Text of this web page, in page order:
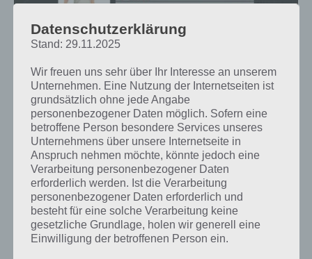
Wähle den richtigen Fahrer für die Mission aus, wobei
dir Bike Unchained oben links eine Empfehlung
anzeigt, wer für die Strecke am besten geeignet ist
Verbessere dein Fahrrad und Fahrer – Tipps
Wie bereits im ersten Tipp beschrieben ist es wichtig Fahrrad und
Datenschutzerklärung
Stand: 29.11.2025
Wir freuen uns sehr über Ihr Interesse an unserem
Unternehmen. Eine Nutzung der Internetseiten ist
grundsätzlich ohne jede Angabe
personenbezogener Daten möglich. Sofern eine
betroffene Person besondere Services unseres
Unternehmens über unsere Internetseite in
Anspruch nehmen möchte, könnte jedoch eine
Verarbeitung personenbezogener Daten
erforderlich werden. Ist die Verarbeitung
personenbezogener Daten erforderlich und
besteht für eine solche Verarbeitung keine
gesetzliche Grundlage, holen wir generell eine
Einwilligung der betroffenen Person ein.